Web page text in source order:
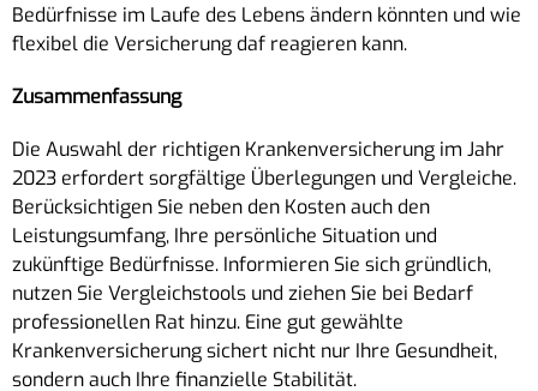
Bedürfnisse im Laufe des Lebens ändern könnten und wie
flexibel die Versicherung daf reagieren kann.
Zusammenfassung
Die Auswahl der richtigen Krankenversicherung im Jahr
2023 erfordert sorgfältige Überlegungen und Vergleiche.
Berücksichtigen Sie neben den Kosten auch den
Leistungsumfang, Ihre persönliche Situation und
zukünftige Bedürfnisse. Informieren Sie sich gründlich,
nutzen Sie Vergleichstools und ziehen Sie bei Bedarf
professionellen Rat hinzu. Eine gut gewählte
Krankenversicherung sichert nicht nur Ihre Gesundheit,
sondern auch Ihre finanzielle Stabilität.